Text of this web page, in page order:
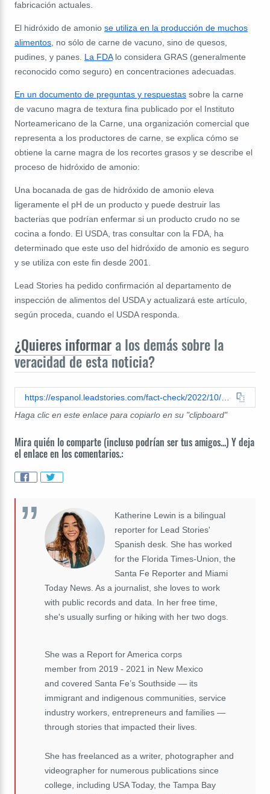
fabricación actuales.
El hidróxido de amonio se utiliza en la producción de muchos
alimentos, no sólo de carne de vacuno, sino de quesos,
pudines, y panes. La FDAlo considera GRAS (generalmente
reconocido como seguro) en concentraciones adecuadas.
En un documento de preguntas y respuestas sobre la carne
de vacuno magra de textura fina publicado por el Instituto
Norteamericano de la Carne, una organización comercial que
representa a los productores de carne, se explica cómo se
obtiene la carne magra de los recortes grasos y se describe el
proceso de hidróxido de amonio:
Una bocanada de gas de hidróxido de amonio eleva
ligeramente el pH de un producto y puede destruir las
bacterias que podrían enfermar si un producto crudo no se
cocina a fondo. El USDA, tras consultar con la FDA, ha
determinado que este uso del hidróxido de amonio es seguro
y se utiliza con este fin desde 2001.
Lead Stories ha pedido confirmación al departamento de
inspección de alimentos del USDA y actualizará este artículo,
según proceda, cuando el USDA responda.
¿Quieres informar a los demás sobre la
veracidad de esta noticia?
https://espanol.leadstories.com/fact-check/2022/10/fact-check- mcdonalds-no-utiliza-pink-slime-en-su-carne.html
Haga clic en este enlace para copiarlo en su "clipboard"
Mira quién lo comparte (incluso podrían ser tus amigos...) Y deja
el enlace en los comentarios.:
Katherine Lewin is a bilingual
reporter for Lead Stories'
Spanish desk. She has worked
for the Florida Times-Union, the
Santa Fe Reporter and Miami
Today News. As a journalist, she loves to work
with public records and data. In her free time,
she's usually surfing or hiking with her two dogs.
She was a Report for America corps
member from 2019 - 2021 in New Mexico
and covered Santa Fe’s Southside — its
immigrant and indigenous communities, service
industry workers, entrepreneurs and families —
through stories that impacted their lives.
She has freelanced as a writer, photographer and
videographer for numerous publications since
college, including USA Today, the Tampa Bay